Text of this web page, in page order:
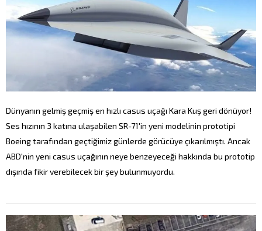
Dünyanın gelmiş geçmiş en hızlı casus uçağı Kara Kuş geri dönüyor!
Ses hızının 3 katına ulaşabilen SR-71'in yeni modelinin prototipi
Boeing tarafından geçtiğimiz günlerde görücüye çıkarılmıştı. Ancak
ABD'nin yeni casus uçağının neye benzeyeceği hakkında bu prototip
dışında fikir verebilecek bir şey bulunmuyordu.